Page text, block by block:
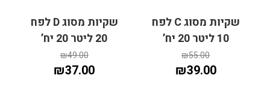
שקיות מסוג C לפח
10 ליטר 20 יח’
₪55.00
₪39.00
שקיות מסוג D לפח
20 ליטר 20 יח’
₪49.00
₪37.00